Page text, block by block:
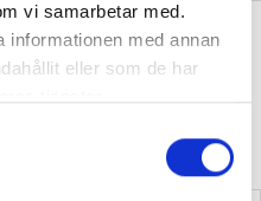
vi samarbetar med.
informationen med annan
eller som de har
i varje
plan: